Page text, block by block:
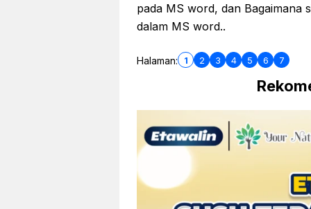
pada MS word, dan Bagaimana
dalam MS word..
Halaman: 1 2 3 4 5 6 7